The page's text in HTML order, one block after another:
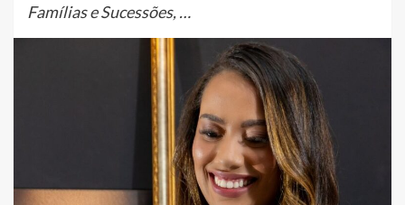
Famílias e Sucessões, …